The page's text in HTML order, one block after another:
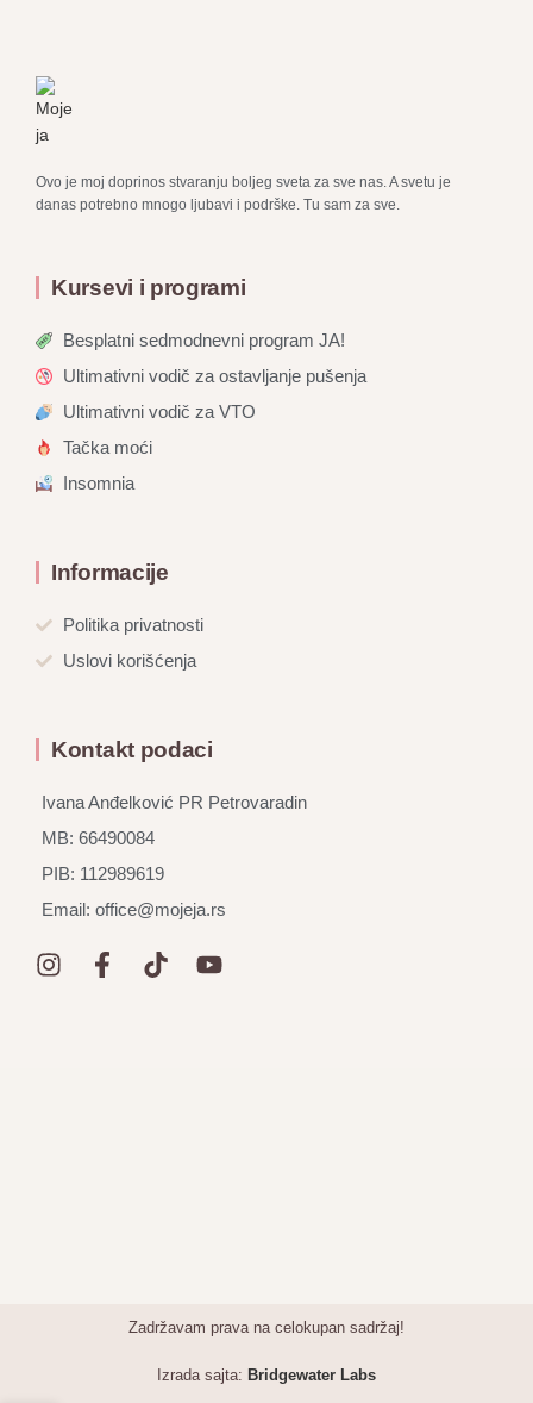
Ovo je moj doprinos stvaranju boljeg sveta za sve nas. A svetu je
danas potrebno mnogo ljubavi i podrške. Tu sam za sve.
Kursevi i programi
Besplatni sedmodnevni program JA!
Ultimativni vodič za ostavljanje pušenja
Ultimativni vodič za VTO
Tačka moći
Insomnia
Informacije
Politika privatnosti
Uslovi korišćenja
Kontakt podaci
Ivana Anđelković PR Petrovaradin
MB: 66490084
PIB: 112989619
Email: office@mojeja.rs
Zadržavam prava na celokupan sadržaj!
Izrada sajta: Bridgewater Labs